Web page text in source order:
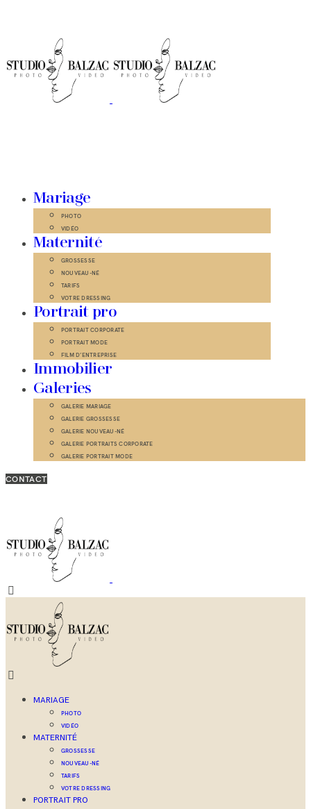
Mariage
PHOTO
VIDÉO
Maternité
GROSSESSE
NOUVEAU-NÉ
TARIFS
VOTRE DRESSING
Portrait pro
PORTRAIT CORPORATE
PORTRAIT MODE
FILM D’ENTREPRISE
Immobilier
Galeries
GALERIE MARIAGE
GALERIE GROSSESSE
GALERIE NOUVEAU-NÉ
GALERIE PORTRAITS CORPORATE
GALERIE PORTRAIT MODE
CONTACT
MARIAGE
PHOTO
VIDÉO
MATERNITÉ
GROSSESSE
NOUVEAU-NÉ
TARIFS
VOTRE DRESSING
PORTRAIT PRO